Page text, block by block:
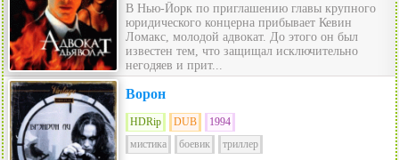
В Нью-Йорк по приглашению главы крупного
юридического концерна прибывает Кевин
Ломакс, молодой адвокат. До этого он был
известен тем, что защищал исключительно
негодяев и прит...
Ворон
HDRip DUB
1994
мистика
боевик триллер